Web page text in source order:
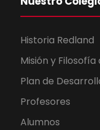
Historia Redland
Misión y Filosofía
Plan de
Profesores
Alumnos